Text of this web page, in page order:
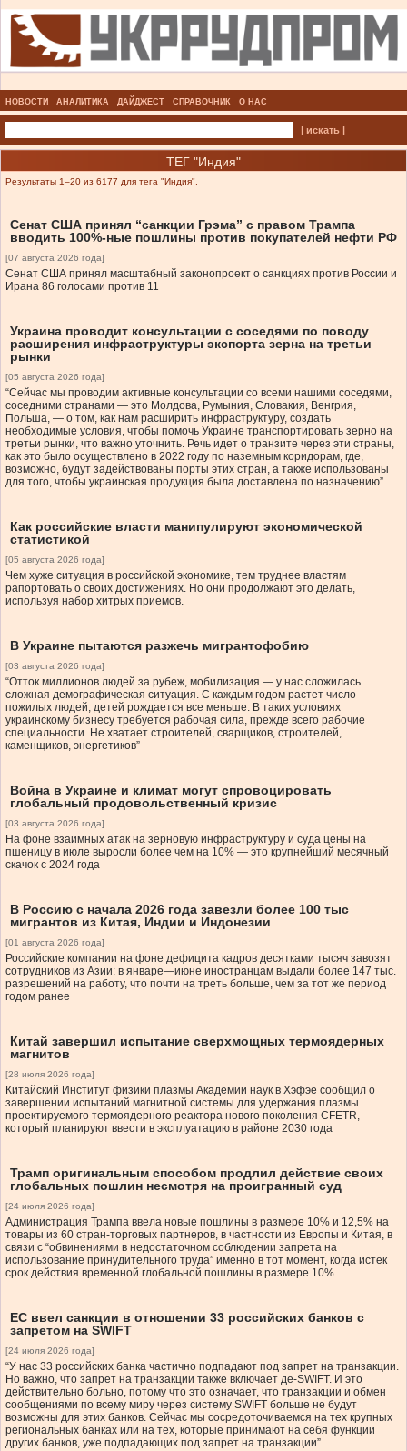
НОВОСТИ АНАЛИТИКА ДАЙДЖЕСТ СПРАВОЧНИК О НАС
| искать |
ТЕГ "Индия"
Результаты 1–20 из 6177 для тега "Индия".
Сенат США принял “санкции Грэма” с правом Трампа
вводить 100%-ные пошлины против покупателей нефти РФ
[07 августа 2026 года]
Сенат США принял масштабный законопроект о санкциях против России и
Ирана 86 голосами против 11
Украина проводит консультации с соседями по поводу
расширения инфраструктуры экспорта зерна на третьи
рынки
[05 августа 2026 года]
“Сейчас мы проводим активные консультации со всеми нашими соседями,
соседними странами — это Молдова, Румыния, Словакия, Венгрия,
Польша, — о том, как нам расширить инфраструктуру, создать
необходимые условия, чтобы помочь Украине транспортировать зерно на
третьи рынки, что важно уточнить. Речь идет о транзите через эти страны,
как это было осуществлено в 2022 году по наземным коридорам, где,
возможно, будут задействованы порты этих стран, а также использованы
для того, чтобы украинская продукция была доставлена по назначению”
Как российские власти манипулируют экономической
статистикой
[05 августа 2026 года]
Чем хуже ситуация в российской экономике, тем труднее властям
рапортовать о своих достижениях. Но они продолжают это делать,
используя набор хитрых приемов.
В Украине пытаются разжечь мигрантофобию
[03 августа 2026 года]
“Отток миллионов людей за рубеж, мобилизация — у нас сложилась
сложная демографическая ситуация. С каждым годом растет число
пожилых людей, детей рождается все меньше. В таких условиях
украинскому бизнесу требуется рабочая сила, прежде всего рабочие
специальности. Не хватает строителей, сварщиков, строителей,
каменщиков, энергетиков”
Война в Украине и климат могут спровоцировать
глобальный продовольственный кризис
[03 августа 2026 года]
На фоне взаимных атак на зерновую инфраструктуру и суда цены на
пшеницу в июле выросли более чем на 10% — это крупнейший месячный
скачок с 2024 года
В Россию с начала 2026 года завезли более 100 тыс
мигрантов из Китая, Индии и Индонезии
[01 августа 2026 года]
Российские компании на фоне дефицита кадров десятками тысяч завозят
сотрудников из Азии: в январе—июне иностранцам выдали более 147 тыс.
разрешений на работу, что почти на треть больше, чем за тот же период
годом ранее
Китай завершил испытание сверхмощных термоядерных
магнитов
[28 июля 2026 года]
Китайский Институт физики плазмы Академии наук в Хэфэе сообщил о
завершении испытаний магнитной системы для удержания плазмы
проектируемого термоядерного реактора нового поколения CFETR,
который планируют ввести в эксплуатацию в районе 2030 года
Трамп оригинальным способом продлил действие своих
глобальных пошлин несмотря на проигранный суд
[24 июля 2026 года]
Администрация Трампа ввела новые пошлины в размере 10% и 12,5% на
товары из 60 стран-торговых партнеров, в частности из Европы и Китая, в
связи с “обвинениями в недостаточном соблюдении запрета на
использование принудительного труда” именно в тот момент, когда истек
срок действия временной глобальной пошлины в размере 10%
ЕС ввел санкции в отношении 33 российских банков с
запретом на SWIFT
[24 июля 2026 года]
“У нас 33 российских банка частично подпадают под запрет на транзакции.
Но важно, что запрет на транзакции также включает де-SWIFT. И это
действительно больно, потому что это означает, что транзакции и обмен
сообщениями по всему миру через систему SWIFT больше не будут
возможны для этих банков. Сейчас мы сосредоточиваемся на тех крупных
региональных банках или на тех, которые принимают на себя функции
других банков, уже подпадающих под запрет на транзакции”